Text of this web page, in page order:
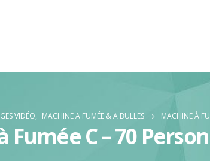
VIDÉO, MACHINE A FUMÉE & A BULLES MACHINE À
Fumée C – 70